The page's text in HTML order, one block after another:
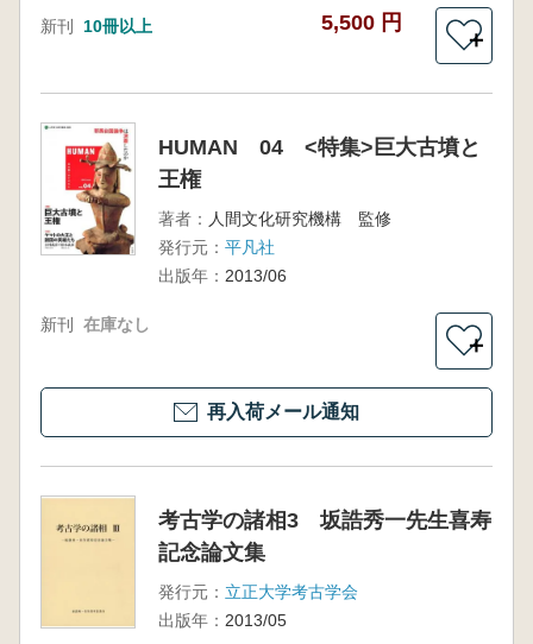
新刊 10冊以上 5,500 円
＋
HUMAN 04 <特集>巨大古墳と
王権
著者： 人間文化研究機構 監修
発行元： 平凡社
出版年： 2013/06
新刊 在庫なし
＋
再入荷メール通知
考古学の諸相3 坂誥秀一先生喜寿
記念論文集
発行元： 立正大学考古学会
出版年： 2013/05